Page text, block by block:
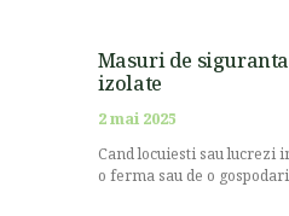
Masuri de
izolate
2 mai 2025
Cand locuiesti sau lucrezi
o ferma sau de o